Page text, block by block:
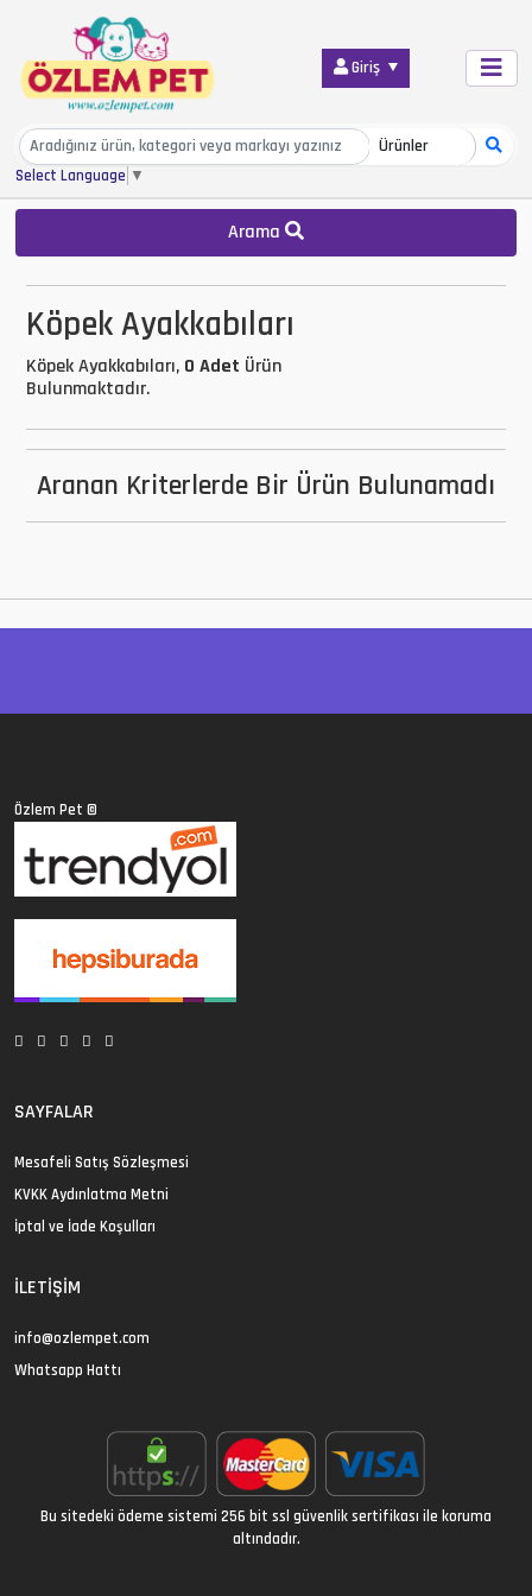
Giriş
Select Language ▼
Arama
Köpek Ayakkabıları
Köpek Ayakkabıları, 0 Adet Ürün
Bulunmaktadır.
Aranan Kriterlerde Bir Ürün Bulunamadı
Özlem Pet ©
SAYFALAR
Mesafeli Satış Sözleşmesi
KVKK Aydınlatma Metni
İptal ve İade Koşulları
İLETIŞIM
info@ozlempet.com
Whatsapp Hattı
Bu sitedeki ödeme sistemi 256 bit ssl güvenlik sertifikası ile koruma
altındadır.